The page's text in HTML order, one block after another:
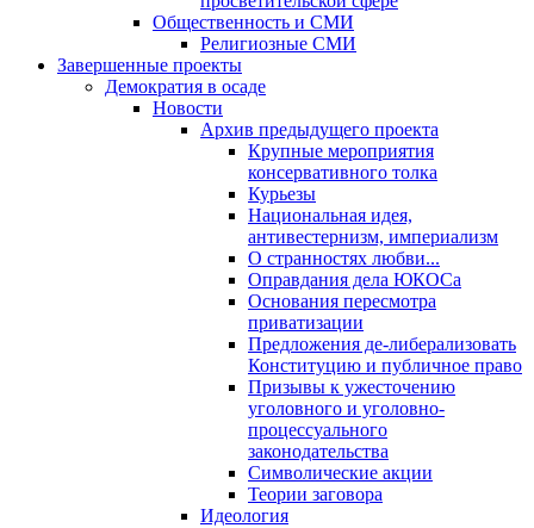
Общественность и СМИ
Религиозные СМИ
Завершенные проекты
Демократия в осаде
Новости
Архив предыдущего проекта
Крупные мероприятия
консервативного толка
Курьезы
Национальная идея,
антивестернизм, империализм
О странностях любви...
Оправдания дела ЮКОСа
Основания пересмотра
приватизации
Предложения де-либерализовать
Конституцию и публичное право
Призывы к ужесточению
уголовного и уголовно-
процессуального
законодательства
Символические акции
Теории заговора
Идеология